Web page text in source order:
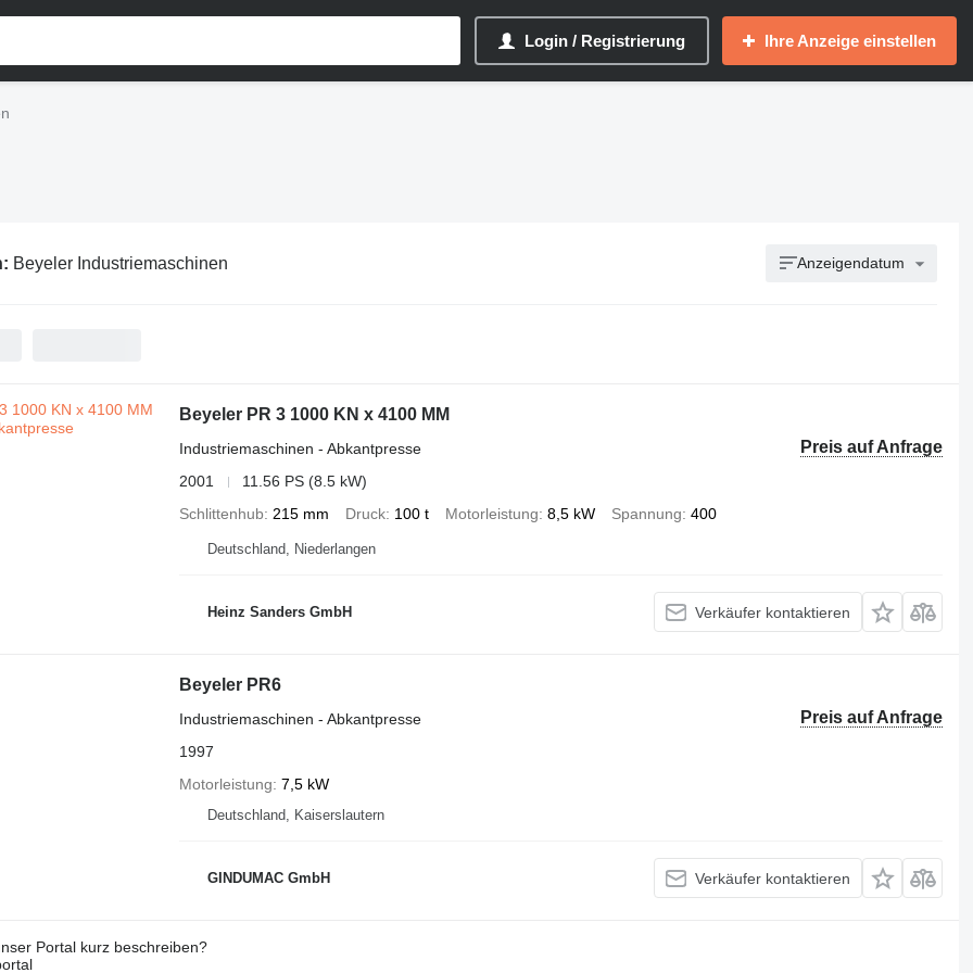
Login / Registrierung Ihre Anzeige einstellen
Beyeler Industriemaschinen Anzeigendatum
Beyeler PR 3 1000 KN x 4100 MM
Preis auf Anfrage
Industriemaschinen - Abkantpresse
2001
11.56 PS (8.5 kW)
Schlittenhub 215 mm Druck 100 t Motorleistung 8,5 kW Spannung 400
Deutschland, Niederlangen
Heinz Sanders GmbH Verkäufer kontaktieren
Beyeler PR6
Preis auf Anfrage
Industriemaschinen - Abkantpresse
1997
Motorleistung 7,5 kW
Deutschland, Kaiserslautern
GINDUMAC GmbH Verkäufer kontaktieren
Portal kurz beschreiben?